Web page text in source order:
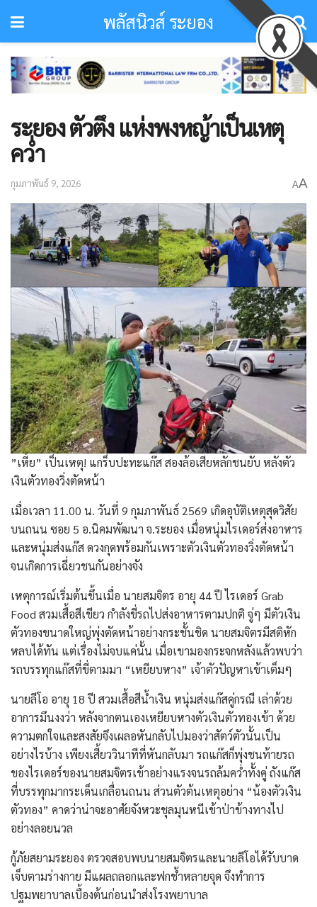
พลัสนิวส์ ระยอง
ระยอง ตัวตึง แห่งพงหญ้าเป็นเหตุ
คว่ำ
กุมภาพันธ์ 9, 2026 AA
​”เหี้ย” เป็นเหตุ! แกร็บปะทะแก๊ส สองล้อเสียหลักชนยับ หลังตัว
เงินตัวทองวิ่งตัดหน้า
เมื่อเวลา 11.00 น. วันที่ 9 กุมภาพันธ์ 2569 เกิดอุบัติเหตุสุดวิสัย
บนถนน ซอย 5 อ.นิคมพัฒนา จ.ระยอง เมื่อหนุ่มไรเดอร์ส่งอาหาร
และหนุ่มส่งแก๊ส ดวงกุดพร้อมกันเพราะตัวเงินตัวทองวิ่งตัดหน้า
จนเกิดการเฉี่ยวชนกันอย่างจัง
​​เหตุการณ์เริ่มต้นขึ้นเมื่อ นายสมจิตร อายุ 44 ปี ไรเดอร์ Grab
Food สวมเสื้อสีเขียว กำลังขี่รถไปส่งอาหารตามปกติ จู่ๆ มีตัวเงิน
ตัวทองขนาดใหญ่พุ่งตัดหน้าอย่างกระชั้นชิด นายสมจิตรมีสติหัก
หลบได้ทัน แต่เรื่องไม่จบแค่นั้น เมื่อเขามองกระจกหลังแล้วพบว่า
รถบรรทุกแก๊สที่ขี่ตามมา “เหยียบหาง” เจ้าตัวปัญหาเข้าเต็มๆ
​นายลีโอ อายุ 18 ปี สวมเสื้อสีน้ำเงิน หนุ่มส่งแก๊สคู่กรณี เล่าด้วย
อาการมึนงงว่า หลังจากตนเองเหยียบหางตัวเงินตัวทองเข้า ด้วย
ความตกใจและสงสัยจึงเผลอหันกลับไปมองว่าสัตว์ตัวนั้นเป็น
อย่างไรบ้าง เพียงเสี้ยววินาทีที่หันกลับมา รถแก๊สก็พุ่งชนท้ายรถ
ของไรเดอร์ของนายสมจิตรเข้าอย่างแรงจนรถล้มคว่ำทั้งคู่ ถังแก๊ส
ที่บรรทุกมากระเด็นเกลื่อนถนน ส่วนตัวต้นเหตุอย่าง “น้องตัวเงิน
ตัวทอง” คาดว่าน่าจะอาศัยจังหวะชุลมุนหนีเข้าป่าข้างทางไป
อย่างลอยนวล
​กู้ภัยสยามระยอง ตรวจสอบพบนายสมจิตรและนายลีโอได้รับบาด
เจ็บตามร่างกาย มีแผลถลอกและฟกช้ำหลายจุด จึงทำการ
ปฐมพยาบาลเบื้องต้นก่อนนำส่งโรงพยาบาล